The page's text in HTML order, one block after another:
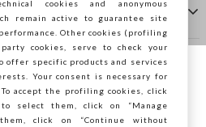
Italia, chcesz
cookies and anonymous
remain active to guarantee site
Other cookies (profiling
cookies, serve to check your
offer specific products and services
Your consent is necessary for
accept the profiling cookies, click
select them, click on “Manage
click on “Continue without